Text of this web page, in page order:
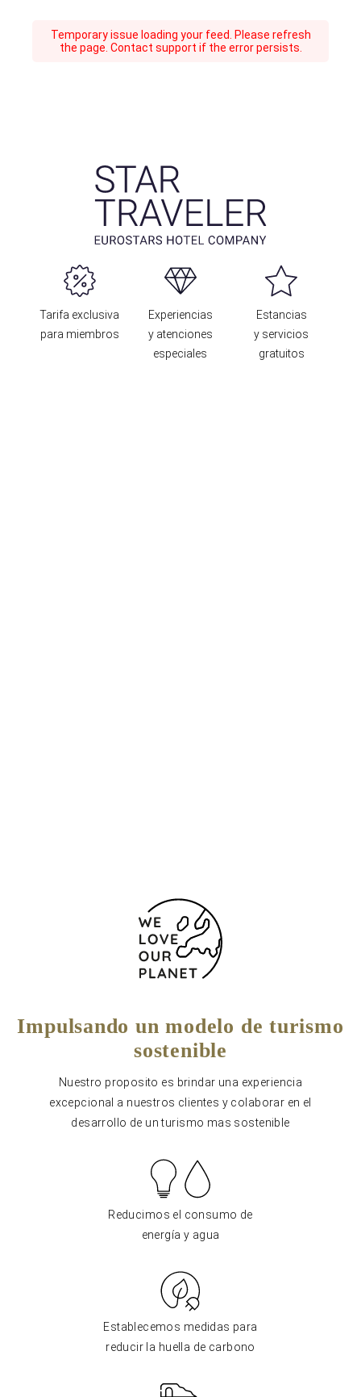
Temporary issue loading your feed. Please refresh
the page. Contact support if the error persists.
Tarifa exclusiva
para miembros
Experiencias
y atenciones
especiales
Estancias
y servicios
gratuitos
Impulsando un modelo de turismo
sostenible
Nuestro proposito es brindar una experiencia
excepcional a nuestros clientes y colaborar en el
desarrollo de un turismo mas sostenible
Reducimos el consumo de
energía y agua
Establecemos medidas para
reducir la huella de carbono